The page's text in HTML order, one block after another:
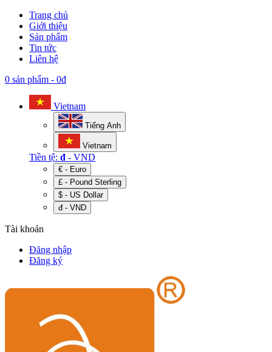
Trang chủ
Giới thiệu
Sản phẩm
Tin tức
Liên hệ
0 sản phẩm - 0đ
Vietnam
Tiếng Anh
Vietnam
Tiền tệ: đ - VND
€ - Euro
£ - Pound Sterling
$ - US Dollar
đ - VND
Tài khoản
Đăng nhập
Đăng ký